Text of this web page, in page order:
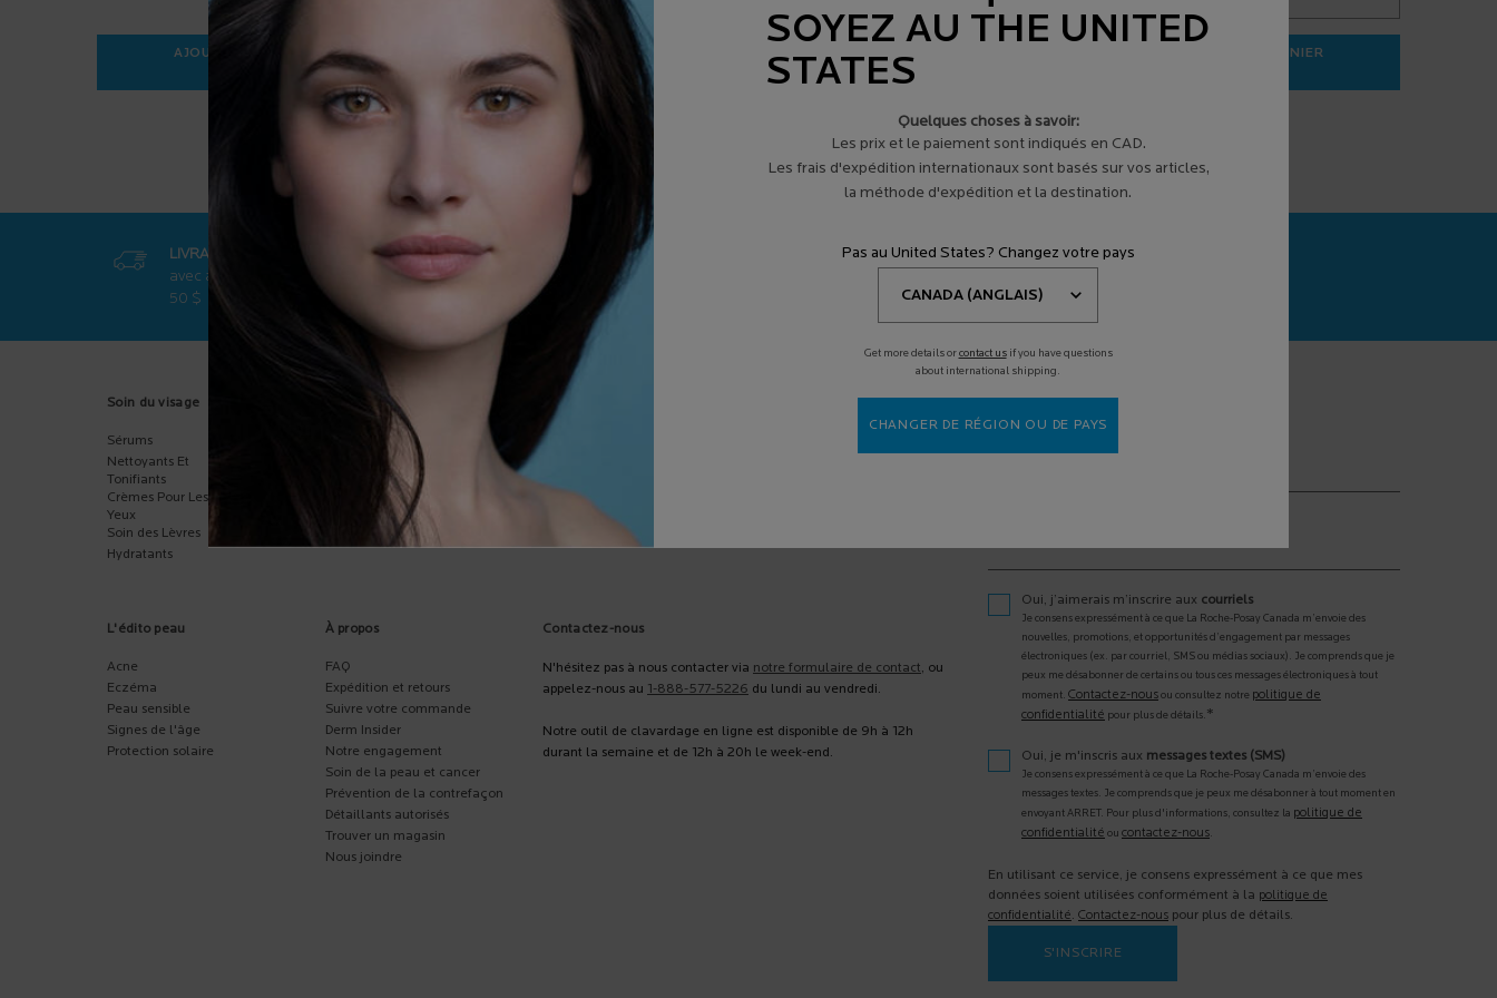
AJOUTER AU PANIER
ANTHELIOS ULTRA-FLUIDE FPS 50+ ÉCRAN SOLAIRE POUR VISAGE
AJOUTER AU PANIER
SÉRUM PURE VITAMINE C12
73,00 $
AJOUTER AU PANIER
LIVRAISON GRATUITE
avec achat de
plus de
50 $
PROMOTIONS
exclusives en ligne
SPOTSCAN+
alimenté par l'IA
Soin du visage
Sérums
Nettoyants Et
Tonifiants
Crèmes Pour Les
Yeux
Soin des Lèvres
Hydratants
Soin Pour Les Mains
Crème solaire
L'édito peau
Acne
Eczéma
Peau sensible
Signes de l'âge
Protection solaire
À propos
FAQ
Expédition et retours
Suivre votre commande
Derm Insider
Notre engagement
Soin de la peau et cancer
Prévention de la contrefaçon
Détaillants autorisés
Trouver un magasin
Nous joindre
Contactez-nous
N'hésitez pas à nous contacter via notre formulaire de contact, ou
appelez-nous au 1-888-577-5226 du lundi au vendredi.
Notre outil de clavardage en ligne est disponible de 9h à 12h
durant la semaine et de 12h à 20h le week-end.
Oui, j’aimerais m’inscrire aux courriels
Je consens expressément à ce que La Roche-Posay Canada m’envoie des
nouvelles, promotions, et opportunités d’engagement par messages
électroniques (ex. par courriel, SMS ou médias sociaux). Je comprends que je
peux me désabonner de certains ou tous ces messages électroniques à tout
moment. Contactez-nous ou consultez notre politique de
confidentialité pour plus de détails. *
Oui, je m'inscris aux messages textes (SMS)
Je consens expressément à ce que La Roche-Posay Canada m’envoie des
messages textes. Je comprends que je peux me désabonner à tout moment en
envoyant ARRET. Pour plus d'informations, consultez la politique de
confidentialité ou contactez-nous.
En utilisant ce service, je consens expressément à ce que mes
données soient utilisées conformément à la politique de
confidentialité. Contactez-nous pour plus de détails.
S'INSCRIRE
SOYEZ AU THE UNITED
STATES
Quelques choses à savoir:
Les prix et le paiement sont indiqués en CAD.
Les frais d'expédition internationaux sont basés sur vos articles,
la méthode d'expédition et la destination.
Pas au United States? Changez votre pays
Get more details orcontact usif you have questions
about international shipping.
CHANGER DE RÉGION OU DE PAYS